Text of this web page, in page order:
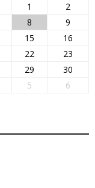
1
2
8
9
15
16
22
23
29
30
5 6